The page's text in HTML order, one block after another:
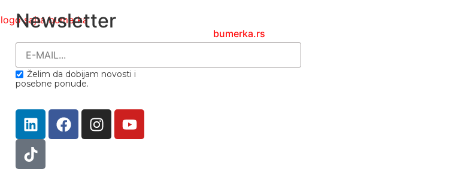
Newsletter
Želim da dobijam novosti i
posebne ponude.
bumerka.rs